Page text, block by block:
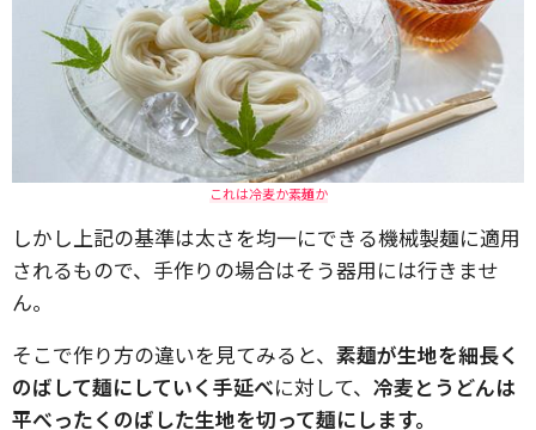
これは冷麦か素麺か
しかし上記の基準は太さを均一にできる機械製麺に適用
されるもので、手作りの場合はそう器用には行きませ
ん。
そこで作り方の違いを見てみると、 素麺が生地を細長く
のばして麺にしていく手延べに対して、 冷麦とうどんは
平べったくのばした生地を切って麺にします。